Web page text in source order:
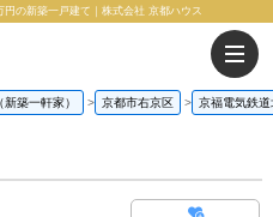
の新築一戸建て｜株式会社 京都ハウス
築一軒家） 京都市右京区 京福電気鉄道